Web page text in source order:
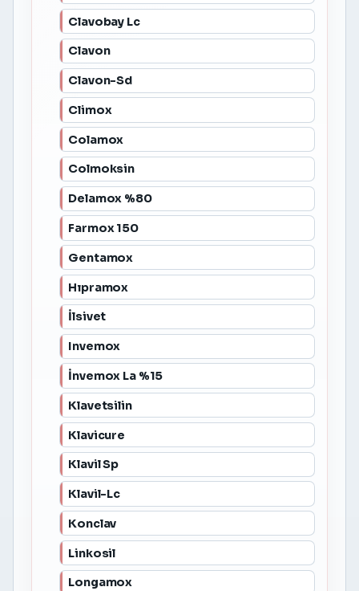
Clavobay Lc
Clavon
Clavon-Sd
Climox
Colamox
Colmoksin
Delamox %80
Farmox 150
Gentamox
Hıpramox
İlsivet
Invemox
İnvemox La %15
Klavetsilin
Klavicure
Klavil Sp
Klavil-Lc
Konclav
Linkosil
Longamox